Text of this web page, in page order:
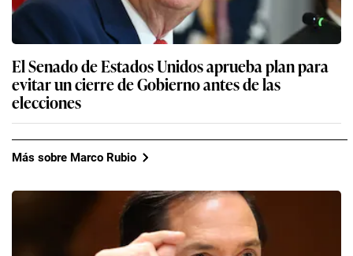
El Senado de Estados Unidos aprueba plan para
evitar un cierre de Gobierno antes de las
elecciones
Más sobre Marco Rubio